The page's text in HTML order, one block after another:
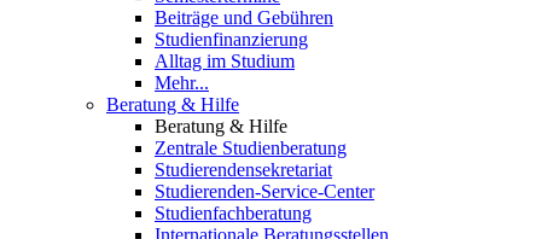
Beiträge und Gebühren
Studienfinanzierung
Alltag im Studium
Mehr...
Beratung & Hilfe
Beratung & Hilfe
Zentrale Studienberatung
Studierendensekretariat
Studierenden-Service-Center
Studienfachberatung
Internationale Beratungsstellen